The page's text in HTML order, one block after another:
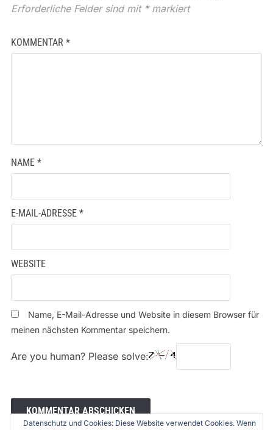
Erforderliche Felder sind mit *markiert
KOMMENTAR *
NAME *
E-MAIL-ADRESSE *
WEBSITE
Name, E-Mail-Adresse und Website in diesem Browser für
meinen nächsten Kommentar speichern.
Are you human? Please solve:
Datenschutz und Cookies: Diese Website verwendet Cookies. Wenn